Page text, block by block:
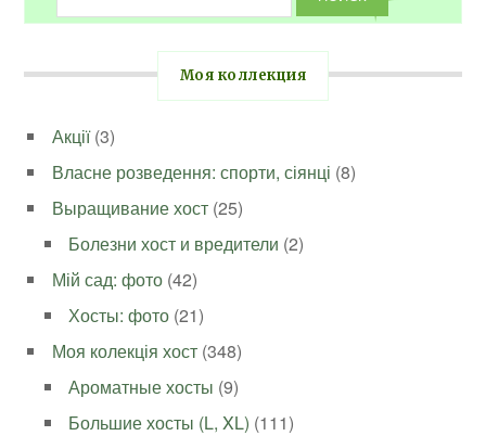
Моя коллекция
Акції(3)
Власне розведення: спорти, сіянці (8)
Выращивание хост (25)
Болезни хост и вредители (2)
Мій сад: фото (42)
Хосты: фото (21)
Моя колекція хост (348)
Ароматные хосты (9)
Большие хосты (L, XL) (111)